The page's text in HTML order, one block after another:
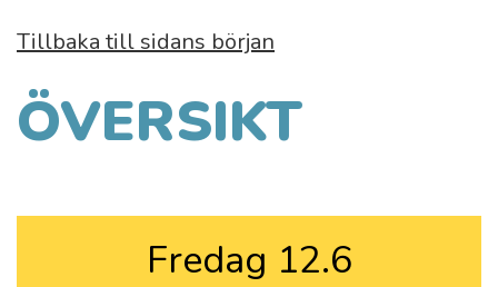
Tillbaka till sidans början
ÖVERSIKT
Fredag 12.6